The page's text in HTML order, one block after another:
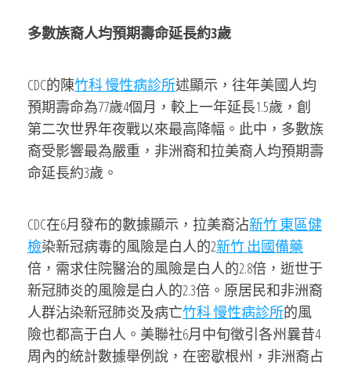
多數族裔人均預期壽命延長約3歲
CDC的陳竹科 慢性病診所述顯示，往年美國人均
預期壽命為77歲4個月，較上一年延長1.5歲，創
第二次世界年夜戰以來最高降幅。此中，多數族
裔受影響最為嚴重，非洲裔和拉美裔人均預期壽
命延長約3歲。
CDC在6月發布的數據顯示，拉美裔沾新竹 東區健
檢染新冠病毒的風險是白人的2新竹 出國備藥
倍，需求住院醫治的風險是白人的2.8倍，逝世于
新冠肺炎的風險是白人的2.3倍。原居民和非洲裔
人群沾染新冠肺炎及病亡竹科 慢性病診所的風
險也都高于白人。美聯社6月中旬徵引各州曩昔4
周內的統計數據舉例說，在密歇根州，非洲裔占